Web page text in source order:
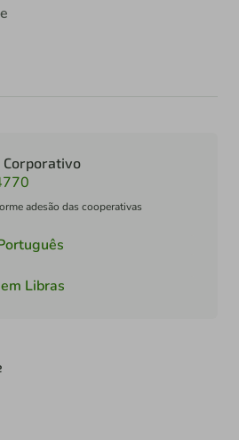
Corporativo
adesão das cooperativas
Libras